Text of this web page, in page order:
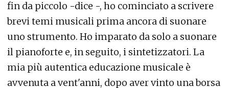
fin da piccolo -dice -, ho cominciato a scrivere
brevi temi musicali prima ancora di suonare
uno strumento. Ho imparato da solo a suonare
il pianoforte e, in seguito, i sintetizzatori. La
mia più autentica educazione musicale è
avvenuta a vent'anni, dopo aver vinto una borsa